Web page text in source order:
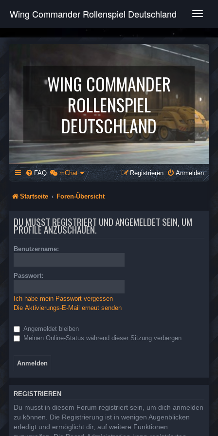
T
g
e
v
g
a
t
i
o
n
Wing Commander Rollenspiel Deutschland
WING COMMANDER
ROLLENSPIEL
DEUTSCHLAND
FAQ mChat Anmelden
Registrieren
Startseite Foren-Übersicht
DU MUSST REGISTRIERT UND ANGEMELDET SEIN, UM
PROFILE ANZUSCHAUEN.
Benutzername:
Passwort:
Ich habe mein Passwort vergessen
Die Aktivierungs-E-Mail erneut senden
Angemeldet bleiben
Meinen Online-Status während dieser Sitzung verbergen
REGISTRIEREN
Du musst in diesem Forum registriert sein, um dich anmelden
zu können. Die Registrierung ist in wenigen Augenblicken
erledigt und ermöglicht dir, auf weitere Funktionen